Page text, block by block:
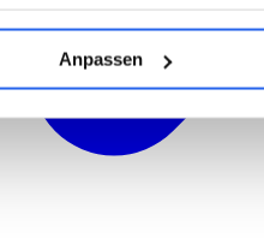
Anpassen